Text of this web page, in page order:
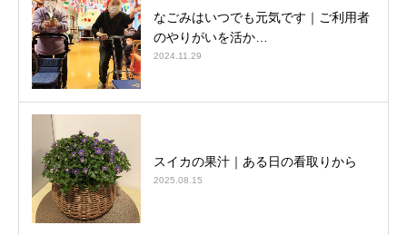
なごみはいつでも元気です｜ご利用者
のやりがいを活か…
2024.11.29
スイカの果汁｜ある日の看取りから
2025.08.15